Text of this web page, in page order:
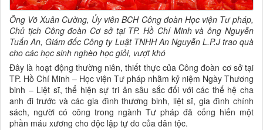
Ông Võ Xuân Cường, Ủy viên BCH Công đoàn Học viện Tư pháp,
Chủ tịch Công đoàn Cơ sở tại TP. Hồ Chí Minh và ông Nguyễn
Tuấn An, Giám đốc Công ty Luật TNHH An Nguyễn L.P.J trao quà
cho các học sinh nghèo học giỏi, vượt khó
Đây là hoạt động thường niên, thiết thực của Công đoàn cơ sở tại
TP. Hồ Chí Minh – Học viện Tư pháp nhằm kỷ niệm Ngày Thương
binh – Liệt sĩ, thể hiện sự tri ân sâu sắc đối với các thế hệ cha
anh đi trước và các gia đình thương binh, liệt sĩ, gia đình chính
sách, người có công trong ngành Tư pháp đã cống hiến một
phần máu xương cho độc lập tự do của dân tộc.